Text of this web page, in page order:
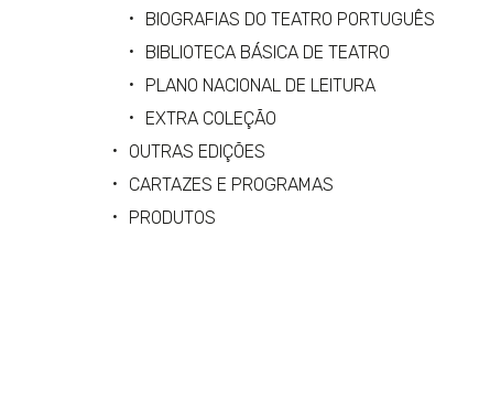
BIOGRAFIAS DO TEATRO PORTUGUÊS
BIBLIOTECA BÁSICA DE TEATRO
PLANO NACIONAL DE LEITURA
EXTRA COLEÇÃO
OUTRAS EDIÇÕES
CARTAZES E PROGRAMAS
PRODUTOS